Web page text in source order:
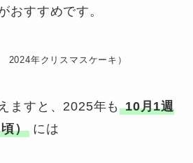
おすすめです。
年クリスマスケーキ）
ますと、2025年も 10月1週
）には